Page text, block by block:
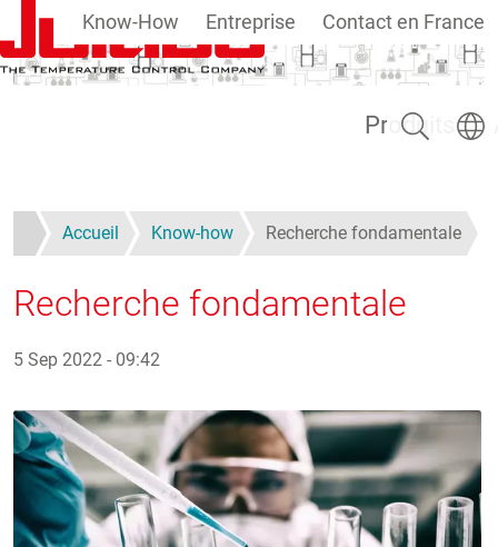
Aller au contenu principal
Produits
Know-How Entreprise Contact en France
Rechercher
Accueil Know-how Recherche fondamentale
Recherche fondamentale
5 Sep 2022 - 09:42